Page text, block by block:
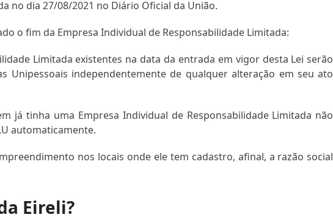
no dia 27/08/2021 no Diário Oficial da União.
o fim da Empresa Individual de Responsabilidade Limitada:
Limitada existentes na data da entrada em vigor desta Lei serão
Unipessoais independentemente de qualquer alteração em seu ato
já tinha uma Empresa Individual de Responsabilidade Limitada não
automaticamente.
nos locais onde ele tem cadastro, afinal, a razão social
Eireli?